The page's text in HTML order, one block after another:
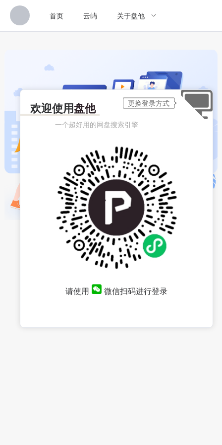
首页 云屿 关于盘他
欢迎使用盘他
一个超好用的网盘搜索引擎
请使用 微信扫码进行登录